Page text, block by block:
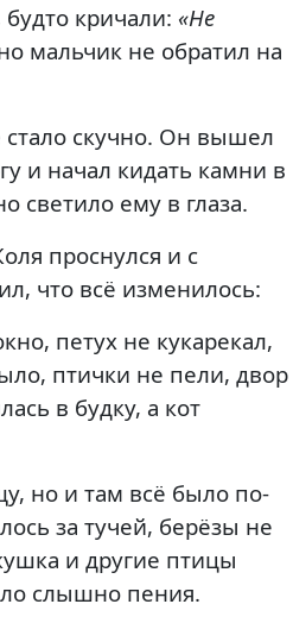
кричали: «Не
мальчик не обратил на
скучно. Он вышел
и начал кидать камни в
светило ему в глаза.
проснулся и с
что всё изменилось:
петух не кукарекал,
птички не пели, двор
в будку, а кот
но и там всё было по-
за тучей, берёзы не
и другие птицы
слышно пения.